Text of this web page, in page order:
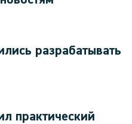
разрабатывать
практический